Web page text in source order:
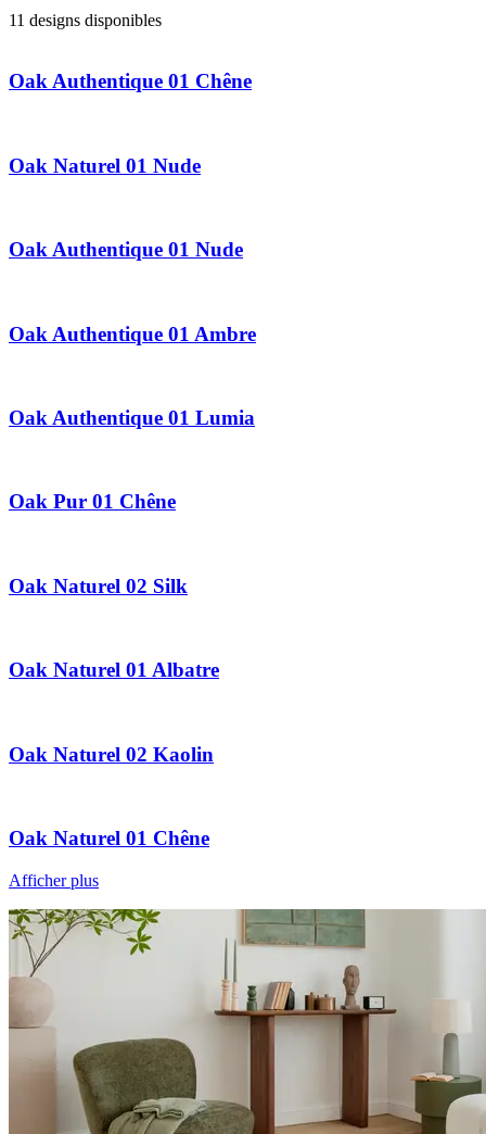
11 designs disponibles
Oak Authentique 01 Chêne
Oak Naturel 01 Nude
Oak Authentique 01 Nude
Oak Authentique 01 Ambre
Oak Authentique 01 Lumia
Oak Pur 01 Chêne
Oak Naturel 02 Silk
Oak Naturel 01 Albatre
Oak Naturel 02 Kaolin
Oak Naturel 01 Chêne
Afficher plus